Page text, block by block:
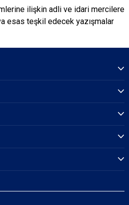
ilişkin adli ve idari mercilere
esas teşkil edecek yazışmalar